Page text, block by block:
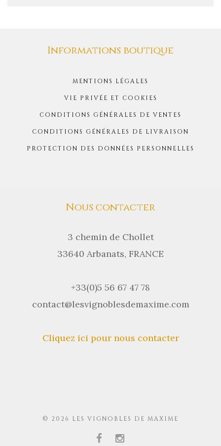
Informations boutique
MENTIONS LÉGALES
VIE PRIVÉE ET COOKIES
CONDITIONS GÉNÉRALES DE VENTES
CONDITIONS GÉNÉRALES DE LIVRAISON
PROTECTION DES DONNÉES PERSONNELLES
Nous contacter
3 chemin de Chollet
33640 Arbanats, FRANCE
+33(0)5 56 67 47 78
contact@lesvignoblesdemaxime.com
Cliquez ici pour nous contacter
© 2026 LES VIGNOBLES DE MAXIME